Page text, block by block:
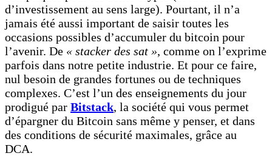
d’investissement au sens large). Pourtant, il n’a
jamais été aussi important de saisir toutes les
occasions possibles d’accumuler du bitcoin pour
l’avenir. De « stacker des sat », comme on l’exprime
parfois dans notre petite industrie. Et pour ce faire,
nul besoin de grandes fortunes ou de techniques
complexes. C’est l’un des enseignements du jour
prodigué par Bitstack, la société qui vous permet
d’épargner du Bitcoin sans même y penser, et dans
des conditions de sécurité maximales, grâce au
DCA.